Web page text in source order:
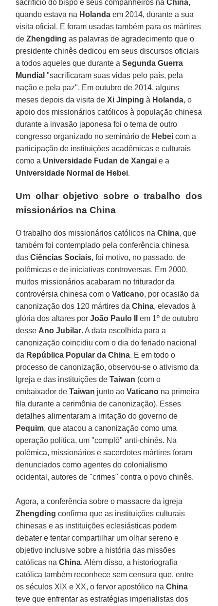
sacrifício do bispo e seus companheiros naChina,
quando estava na Holanda em 2014, durante a sua
visita oficial. E foram usadas também para os mártires
deZhengding as palavras de agradecimento que o
presidente chinês dedicou em seus discursos oficiais
a todos aqueles que durante aSegunda Guerra
Mundial "sacrificaram suas vidas pelo país, pela
nação e pela paz". Em outubro de 2014, alguns
meses depois da visita deXi Jinping à Holanda, o
apoio dos missionários católicos à população chinesa
durante a invasão japonesa foi o tema de outro
congresso organizado no seminário de Hebei com a
participação de instituições acadêmicas e culturais
como a Universidade Fudan de Xangai e a
Universidade Normal de Hebei.
Um olhar objetivo sobre o trabalho dos
missionários na China
O trabalho dos missionários católicos naChina, que
também foi contemplado pela conferência chinesa
dasCiências Sociais, foi motivo, no passado, de
polêmicas e de iniciativas controversas. Em 2000,
muitos missionários acabaram no triturador da
controvérsia chinesa com oVaticano, por ocasião da
canonização dos 120 mártires daChina, elevados à
glória dos altares porJoão Paulo IIem 1º de outubro
desse Ano Jubilar. A data escolhida para a
canonização coincidiu com o dia do feriado nacional
da República Popular da China. E em todo o
processo de canonização, observou-se o ativismo da
Igreja e das instituições deTaiwan (com o
embaixador deTaiwan junto aoVaticano na primeira
fila durante a cerimônia de canonização). Esses
detalhes alimentaram a irritação do governo de
Pequim, que atacou a canonização como uma
operação política, um "complô" anti-chinês. Na
polêmica, missionários e sacerdotes mártires foram
denunciados como agentes do colonialismo
ocidental, autores de "crimes" contra o povo chinês.
Agora, a conferência sobre o massacre da igreja
Zhengding confirma que as instituições culturais
chinesas e as instituições eclesiásticas podem
debater e tentar compartilhar um olhar sereno e
objetivo inclusive sobre a história das missões
católicas naChina. Além disso, a historiografia
católica também reconhece sem censura que, entre
os séculos XIX e XX, o fervor apostólico naChina
teve que enfrentar as estratégias imperialistas dos